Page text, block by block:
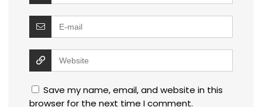
Save my name, email, and website in this
browser for the next time I comment.